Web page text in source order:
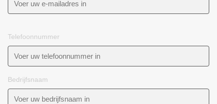
Telefoonnummer
Bedrijfsnaam